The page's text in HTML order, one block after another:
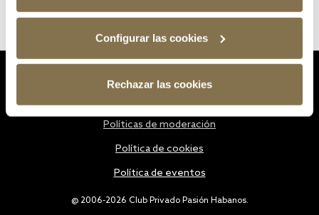
Configurar las cookies
Rechazar las cookies
@ 2006-2026 Club Privado Pasión Habanos.
Políticas de moderación
Política de cookies
Política de eventos